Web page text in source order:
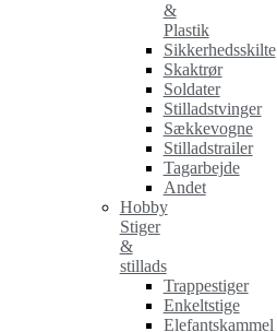
&
Plastik
Sikkerhedsskilte
Skaktrør
Soldater
Stilladstvinger
Sækkevogne
Stilladstrailer
Tagarbejde
Andet
Hobby
Stiger
&
stillads
Trappestiger
Enkeltstige
Elefantskammel